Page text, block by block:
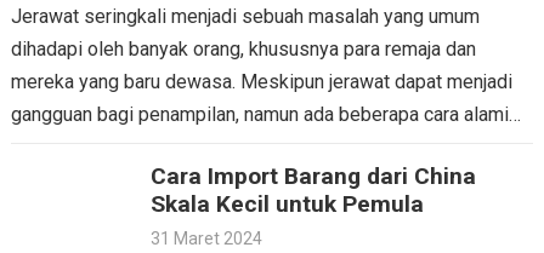
Jerawat seringkali menjadi sebuah masalah yang umum
dihadapi oleh banyak orang, khususnya para remaja dan
mereka yang baru dewasa. Meskipun jerawat dapat menjadi
gangguan bagi penampilan, namun ada beberapa cara alami
Cara Import Barang dari China
Skala Kecil untuk Pemula
31 Maret 2024